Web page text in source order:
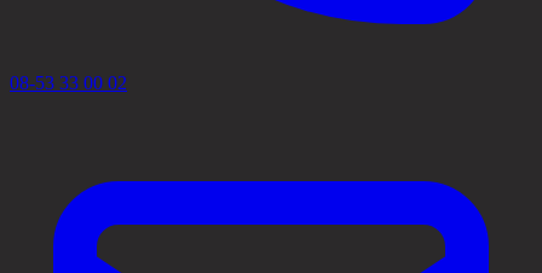
08-53 33 00 02